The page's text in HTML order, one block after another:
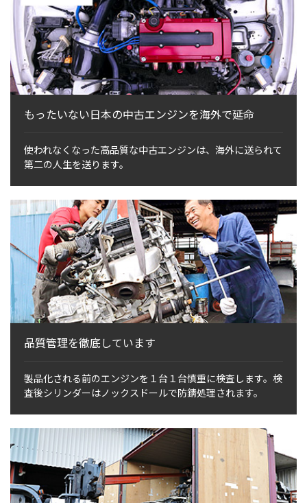
もったいない日本の中古エンジンを海外で延命
使われなくなった高品質な中古エンジンは、海外に送られて
第二の人生を送ります。
品質管理を徹底しています
製品化される前のエンジンを１台１台慎重に検査します。検
査後シリンダーはノックスドールで防錆処理されます。